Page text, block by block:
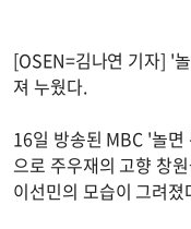
[OSEN=김나연 기자] '
져 누웠다.
16일 방송된 MBC '놀
으로 주우재의 고향 창
이선민의 모습이 그려졌